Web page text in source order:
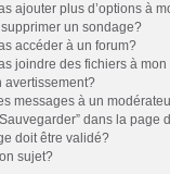
ajouter plus d’options à
un sondage?
accéder à un forum?
joindre des fichiers à
avertissement?
messages à un
dans la page
doit être validé?
sujet?